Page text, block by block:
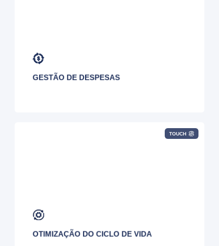
GESTÃO DE DESPESAS
faturas.
TOUCH
OTIMIZAÇÃO DO CICLO DE VIDA
conectividade corporativa para o futuro.